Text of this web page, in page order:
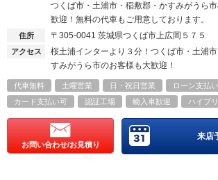
つくば市・土浦市・稲敷郡・かすみがうら
歓迎！無料の代車もご用意しております。
住所 〒305-0041 茨城県つくば市上広岡５７５
アクセス
桜土浦インターより３分！つくば市・土浦
すみがうら市のお客様も大歓迎！
代車無料 土曜営業 日・祝日営業
ローン支払
カード支払い可
認証工場 輸入車歓迎 ハイブ
お問い合わせ/お見積り
来店